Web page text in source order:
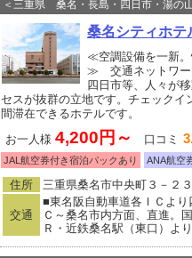
＜三重県 桑名・長島・四日市・湯の
桑名シティホテ
≪空調設備を一新。
≫ 交通ネットワー
四日市等、人々が
セスが抜群の立地です。チェック
間滞在できるホテルです。
お一人様 4,200円～ 口コミ
JAL航空券付き宿泊パックあり ANA航空
住所 三重県桑名市中央町３－２３
交通
■東名阪自動車道各ＩＣより
Ｃ～桑名市内方面、直進。
Ｒ・近鉄桑名駅（東口）よ